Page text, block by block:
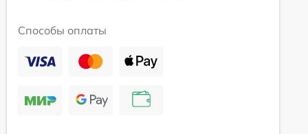
Способы оплаты